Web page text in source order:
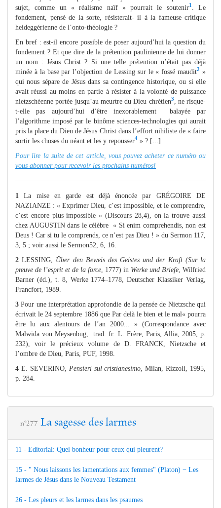
sujet, comme un « réalisme naïf » pourrait le soutenir1
. Le
fondement, pensé de la sorte, résisterait- il à la fameuse critique
heideggérienne de l’onto-théologie ?
En bref : est-il encore possible de poser aujourd’hui la question du
fondement ? Et que dire de la prétention paulinienne de lui donner
un nom : Jésus Christ ? Si une telle prétention n’était pas déjà
minée à la base par l’objection de Lessing sur le « fossé maudit2 »
qui nous sépare de Jésus dans sa contingence historique, ou si elle
avait réussi au moins en partie à résister à la volonté de puissance
nietzschéenne portée jusqu’au meurtre du Dieu chrétien3
, ne risque-
t-elle pas aujourd’hui d’être inexorablement balayée par
l’algorithme imposé par le binôme sciences-technologies qui aurait
pris la place du Dieu de Jésus Christ dans l’effort nihiliste de « faire
sortir les choses du néant et les y repousser4 » ? [...]
Pour lire la suite de cet article, vous pouvez acheter ce numéro ou
vous abonner pour recevoir les prochains numéros!
1
La mise en garde est déjà énoncée par GRÉGOIRE DE
NAZIANZE : « Exprimer Dieu, c’est impossible, et le comprendre,
c’est encore plus impossible » (Discours 28,4), on la trouve aussi
chez AUGUSTIN dans le célèbre « Si enim comprehendis, non est
Deus ! Car si tu le comprends, ce n’est pas Dieu ! » du Sermon 117,
3, 5 ; voir aussi le Sermon52, 6, 16.
2 LESSING, Über den Beweis des Geistes und der Kraft (Sur la
preuve de l’esprit et de la force , 1777) in Werke und Briefe , Wilfried
Barner (éd.), t. 8, Werke 1774–1778, Deutscher Klassiker Verlag,
Francfort, 1989.
3 Pour une interprétation approfondie de la pensée de Nietzsche qui
écrivait le 24 septembre 1886 que Par delà le bien et le mal« pourra
être lu aux alentours de l’an 2000... » (Correspondance avec
Malwida von Meysenbug, trad. fr. L. Frère, Paris, Allia, 2005, p.
232), voir le précieux volume de D. FRANCK, Nietzsche et
l’ombre de Dieu, Paris, PUF, 1998.
4 E. SEVERINO, Pensieri sul cristianesimo , Milan, Rizzoli, 1995,
p. 284.
n°277 La sagesse des larmes
11 - Editorial: Quel bonheur pour ceux qui pleurent?
15 - " Nous laissons les lamentations aux femmes" (Platon) − Les
larmes de Jésus dans le Nouveau Testament
26 - Les pleurs et les larmes dans les psaumes